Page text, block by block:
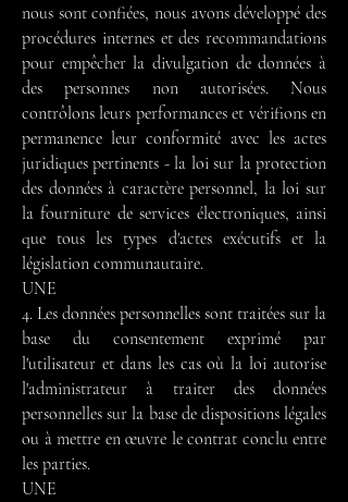
nous sont confiées, nous avons développé des
procédures internes et des recommandations
pour empêcher la divulgation de données à
des personnes non autorisées. Nous
contrôlons leurs performances et vérifions en
permanence leur conformité avec les actes
juridiques pertinents - la loi sur la protection
des données à caractère personnel, la loi sur
la fourniture de services électroniques, ainsi
que tous les types d'actes exécutifs et la
législation communautaire.
UNE
4. Les données personnelles sont traitées sur la
base du consentement exprimé par
l'utilisateur et dans les cas où la loi autorise
l'administrateur à traiter des données
personnelles sur la base de dispositions légales
ou à mettre en œuvre le contrat conclu entre
les parties.
UNE